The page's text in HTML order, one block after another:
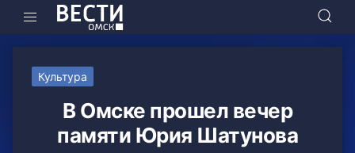
Культура
В Омске прошел вечер
памяти Юрия Шатунова